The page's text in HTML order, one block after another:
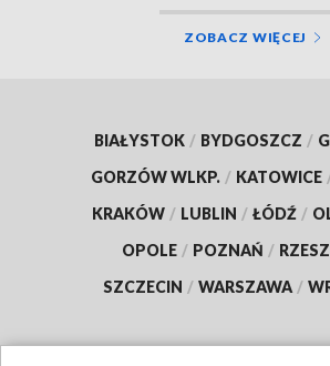
ZOBACZ WIĘCEJ
BIAŁYSTOK / BYDGOSZCZ /
GORZÓW WLKP. / KATOWICE
KRAKÓW / LUBLIN / ŁÓDŹ /
OPOLE / POZNAŃ /
SZCZECIN / WARSZAWA /